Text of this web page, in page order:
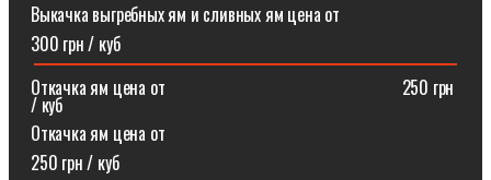
Выкачка выгребных ям и сливных ям цена от
300 грн / куб
Откачка ям цена от ⠀⠀⠀⠀⠀⠀⠀⠀⠀⠀⠀⠀⠀⠀⠀⠀⠀⠀250 грн
/ куб
Откачка ям цена от
250 грн / куб